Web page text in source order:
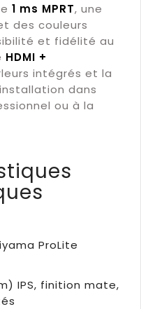
1 ms MPRT, une
des couleurs
et fidélité au
HDMI +
intégrés et la
dans
ou à la
ProLite
IPS, finition mate,